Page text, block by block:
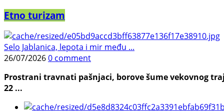
Etno turizam
Selo Jablanica, lepota i mir među ...
26/07/20260 comment
Prostrani travnati pašnjaci, borove šume vekovnog
22 ...